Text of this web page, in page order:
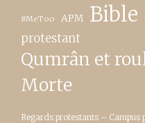
#MeToo APM Bible
protestant
Qumrân et
Morte
Regards protestants – Campus